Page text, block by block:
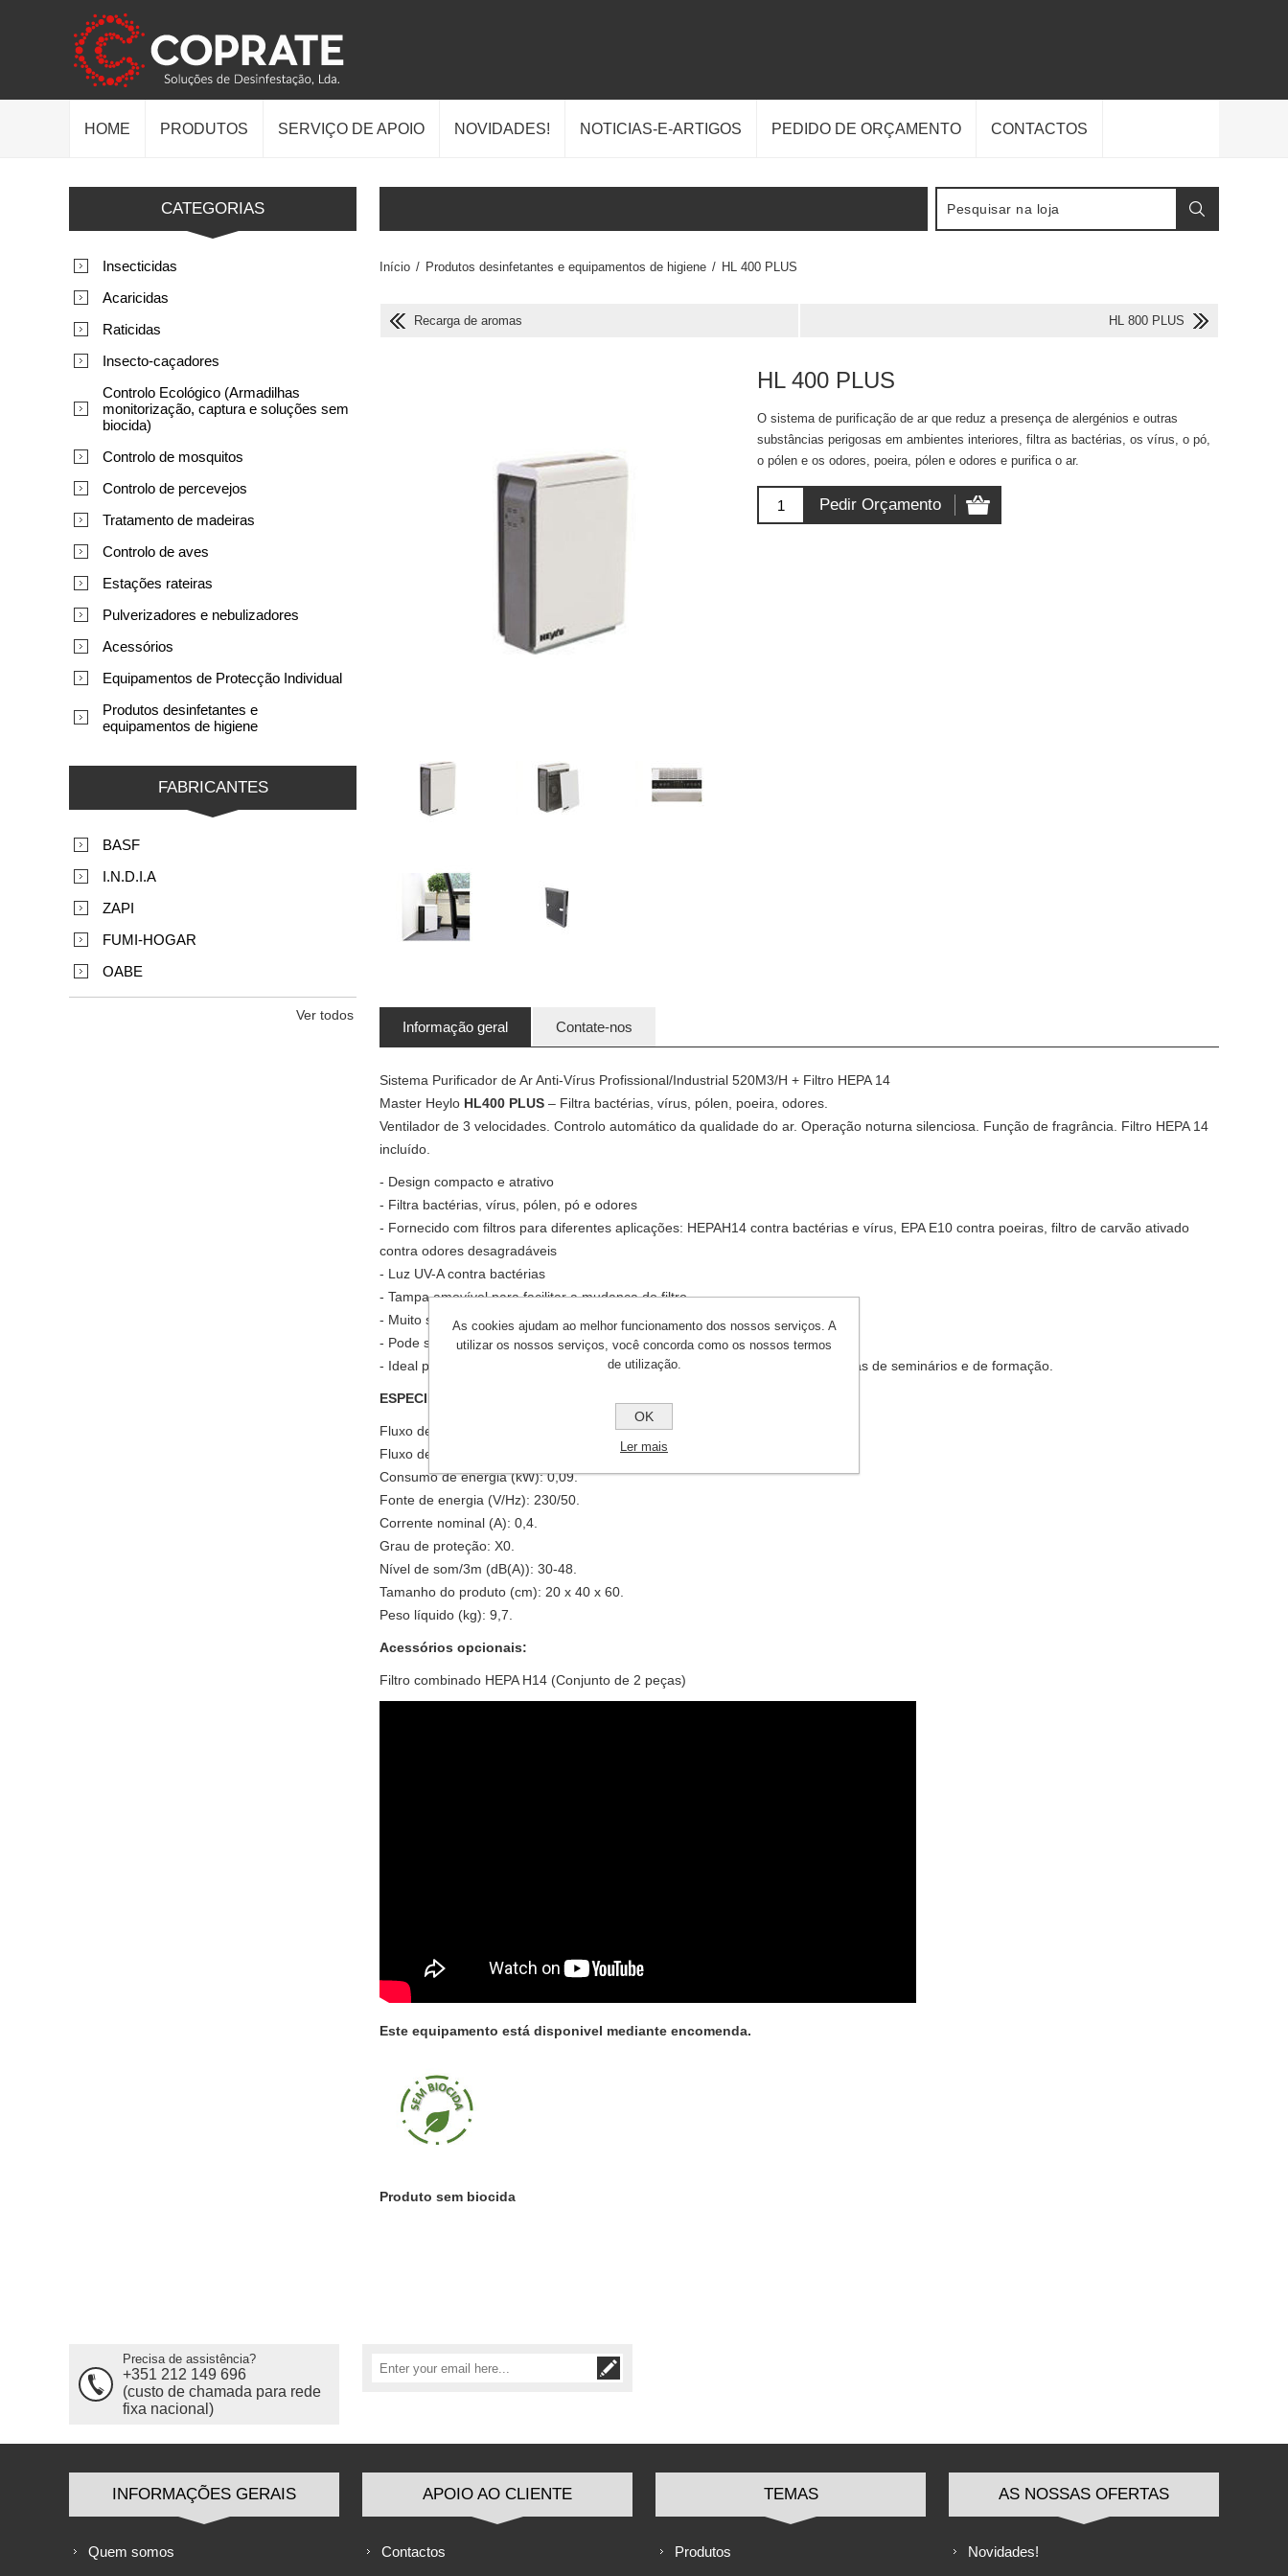
HOME PRODUTOS SERVIÇO DE APOIO NOVIDADES! NOTICIAS-E-ARTIGOS PEDIDO DE ORÇAMENTO CONTACTOS
Início / Produtos desinfetantes e equipamentos de higiene / HL 400 PLUS
Recarga de aromas HL 800 PLUS
HL 400 PLUS
O sistema de purificação de ar que reduz a presença de alergénios e outras
substâncias perigosas em ambientes interiores, filtra as bactérias, os vírus, o pó,
o pólen e os odores, poeira, pólen e odores e purifica o ar.
Informação geral Contate-nos
Sistema Purificador de Ar Anti-Vírus Profissional/Industrial 520M3/H + Filtro HEPA 14
Master Heylo HL400 PLUS – Filtra bactérias, vírus, pólen, poeira, odores.
Ventilador de 3 velocidades. Controlo automático da qualidade do ar. Operação noturna silenciosa. Função de fragrância. Filtro HEPA 14
incluído.
- Design compacto e atrativo
- Filtra bactérias, vírus, pólen, pó e odores
- Fornecido com filtros para diferentes aplicações: HEPAH14 contra bactérias e vírus, EPA E10 contra poeiras, filtro de carvão ativado
contra odores desagradáveis
- Luz UV-A contra bactérias
- Tampa amovível para facilitar a mudança do filtro
- Muito silencioso - no modo noturno apenas 32 dB(A)
- Pode ser controlado por WiFi através da aplicação
- Ideal para apartamentos, casas e escritórios, lojas, consultórios médicos, salas de seminários e de formação.
ESPECIFICAÇÕES TÉCNICAS:
Fluxo de ar com filtro livre E11 (m³/h): 360.
Fluxo de ar com filtro livre H14 (m³/h): 164.
Consumo de energia (kW): 0,09.
Fonte de energia (V/Hz): 230/50.
Corrente nominal (A): 0,4.
Grau de proteção: X0.
Nível de som/3m (dB(A)): 30-48.
Tamanho do produto (cm): 20 x 40 x 60.
Peso líquido (kg): 9,7.
Acessórios opcionais:
Filtro combinado HEPA H14 (Conjunto de 2 peças)
Este equipamento está disponivel mediante encomenda.
Produto sem biocida
CATEGORIAS
Insecticidas
Acaricidas
Raticidas
Insecto-caçadores
Controlo Ecológico (Armadilhas
monitorização, captura e soluções sem
biocida)
Controlo de mosquitos
Controlo de percevejos
Tratamento de madeiras
Controlo de aves
Estações rateiras
Pulverizadores e nebulizadores
Acessórios
Equipamentos de Protecção Individual
Produtos desinfetantes e
equipamentos de higiene
FABRICANTES
BASF
I.N.D.I.A
ZAPI
FUMI-HOGAR
OABE
Ver todos
Precisa de assistência?
+351 212 149 696
(custo de chamada para rede
fixa nacional)
INFORMAÇÕES GERAIS
Quem somos
APOIO AO CLIENTE
Contactos
TEMAS
Produtos
AS NOSSAS OFERTAS
Novidades!
As cookies ajudam ao melhor funcionamento dos nossos serviços. A
utilizar os nossos serviços, você concorda como os nossos termos
de utilização.
OK
Ler mais